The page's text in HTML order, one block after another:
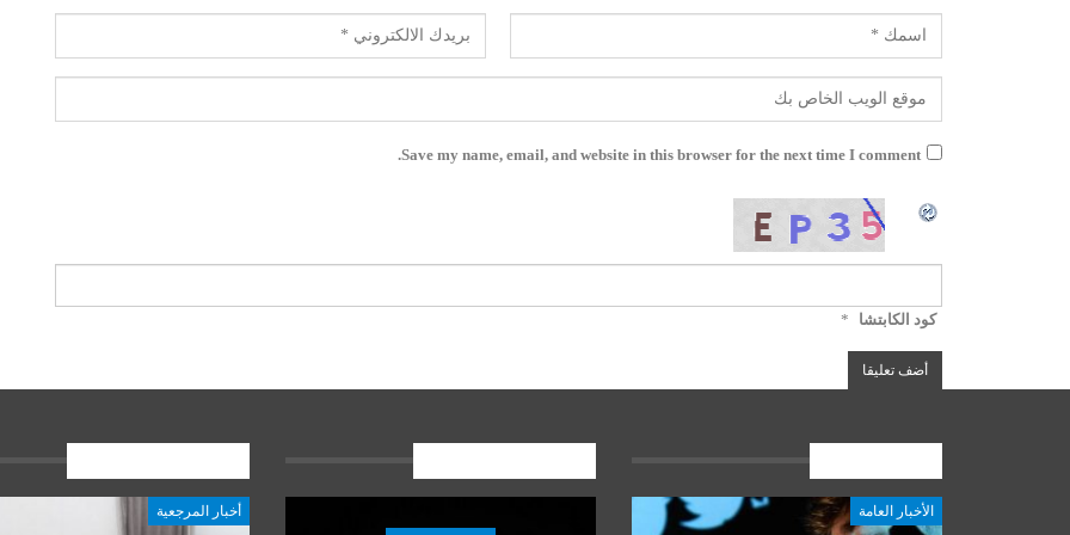
Save my name, email, and website in this browser for the next time I comment.
كود الكابتشا *
الأخبار العامة أخبار المرجعية